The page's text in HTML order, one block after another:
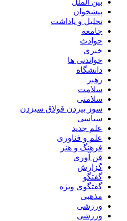
بین الملل
پیشخوان
تحلیل و یاداشت
جامعه
حوادث
خبری
خواندنی ها
دانشگاه
رهبر
سلامت
سلامتی
سوز بیزدن قولاق سیزدن
سیاسی
علم جدید
علم و فناوری
فرهنگ و هنر
فن آوری
گزارش
گفتگو
گفتگوی ویژه
مذهبی
ورزشی
ورزشی